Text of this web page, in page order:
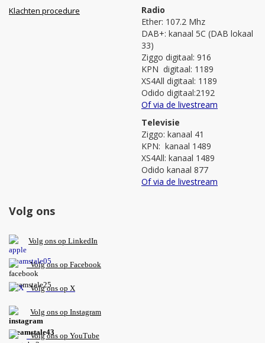
Klachten procedure
Radio
Ether: 107.2 Mhz
DAB+: kanaal 5C (DAB lokaal
33)
Ziggo digitaal: 916
KPN digitaal: 1189
XS4All digitaal: 1189
Odido digitaal:2192
Of via de livestream
Televisie
Ziggo: kanaal 41
KPN: kanaal 1489
XS4All: kanaal 1489
Odido kanaal 877
Of via de livestream
Volg ons
Volg ons op LinkedIn
Volg ons op Facebook
Volg ons op X
Volg ons op Instagram
Volgons op YouTube